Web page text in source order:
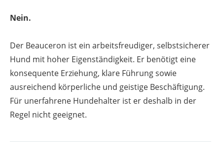
Nein.
Der Beauceron ist ein arbeitsfreudiger, selbstsicherer
Hund mit hoher Eigenständigkeit. Er benötigt eine
konsequente Erziehung, klare Führung sowie
ausreichend körperliche und geistige Beschäftigung.
Für unerfahrene Hundehalter ist er deshalb in der
Regel nicht geeignet.